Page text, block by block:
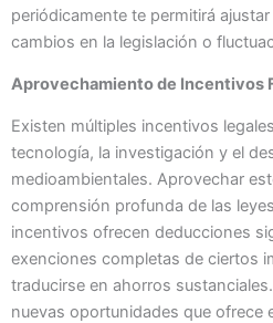
periódicamente te permitirá
cambios en la legislación o
Aprovechamiento de Incentivos
Existen múltiples incentivos
tecnología, la investigación y el
medioambientales. Aprovechar
comprensión profunda de las
incentivos ofrecen deducciones
exenciones completas de ciertos
traducirse en ahorros
nuevas oportunidades que ofrece